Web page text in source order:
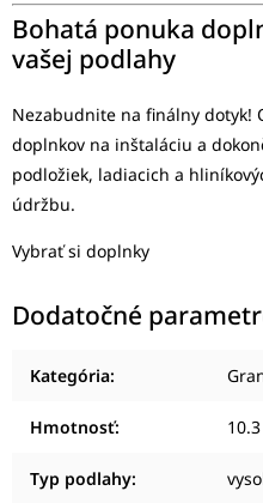
Bohatá ponuka
vašej podlahy
Nezabudnite na finálny dotyk!
doplnkov na inštaláciu a
podložiek, ladiacich a
údržbu.
Vybrať si doplnky
Dodatočné
Kategória:
Hmotnosť:
Typ podlahy: